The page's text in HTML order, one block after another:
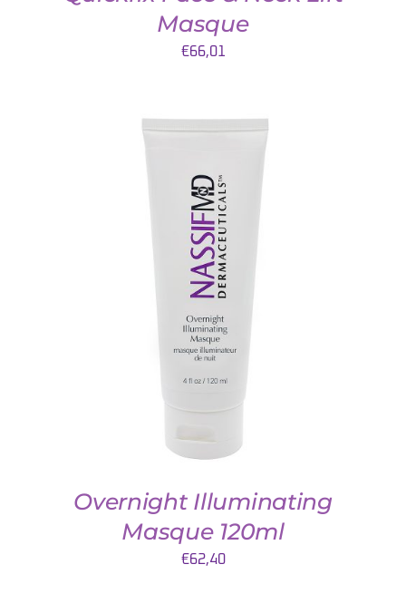
Masque
€66,01
TOEVOEGEN AAN WINKELWAGEN
Overnight Illuminating
Masque 120ml
€62,40